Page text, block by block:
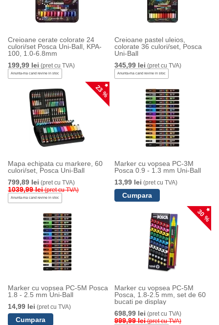
Creioane cerate colorate 24
culori/set Posca Uni-Ball, KPA-
100, 1.0-6.8mm
199,99 lei (pret cu TVA)
Anunta-ma cand revine in stoc
Creioane pastel uleios,
colorate 36 culori/set, Posca
Uni-Ball
345,99 lei (pret cu TVA)
Anunta-ma cand revine in stoc
23 %
Mapa echipata cu markere, 60
culori/set, Posca Uni-Ball
799,89 lei (pret cu TVA)
1039,99 lei(pret cu TVA)
Anunta-ma cand revine in stoc
Marker cu vopsea PC-3M
Posca 0.9 - 1.3 mm Uni-Ball
13,99 lei (pret cu TVA)
Marker cu vopsea PC-5M Posca
1.8 - 2.5 mm Uni-Ball
14,99 lei (pret cu TVA)
30 %
Marker cu vopsea PC-5M
Posca, 1.8-2.5 mm, set de 60
bucati pe display
698,99 lei (pret cu TVA)
999,99 lei(pret cu TVA)